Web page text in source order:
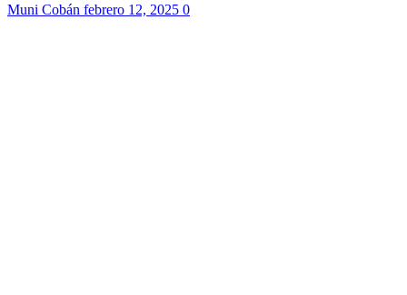
Muni Cobán febrero 12, 2025 0